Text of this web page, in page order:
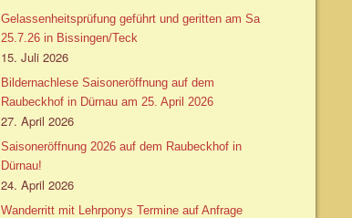
Gelassenheitsprüfung geführt und geritten am Sa
25.7.26 in Bissingen/Teck
15. Juli 2026
Bildernachlese Saisoneröffnung auf dem
Raubeckhof in Dürnau am 25. April 2026
27. April 2026
Saisoneröffnung 2026 auf dem Raubeckhof in
Dürnau!
24. April 2026
Wanderritt mit Lehrponys Termine auf Anfrage